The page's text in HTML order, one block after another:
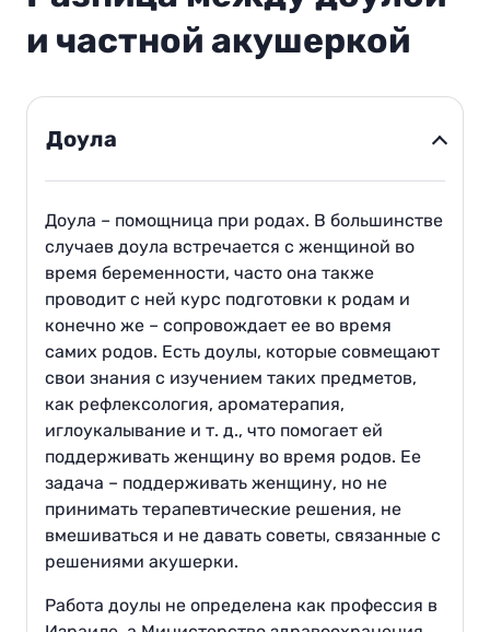
и частной акушеркой
Доула
Доула – помощница при родах. В большинстве
случаев доула встречается с женщиной во
время беременности, часто она также
проводит с ней курс подготовки к родам и
конечно же – сопровождает ее во время
самих родов. Есть доулы, которые совмещают
свои знания с изучением таких предметов,
как рефлексология, ароматерапия,
иглоукалывание и т. д., что помогает ей
поддерживать женщину во время родов. Ее
задача – поддерживать женщину, но не
принимать терапевтические решения, не
вмешиваться и не давать советы, связанные с
решениями акушерки.
Работа доулы не определена как профессия в